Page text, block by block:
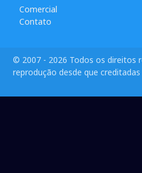
Comercial
Contato
© 2007 - 2026 Todos os direitos
reprodução desde que